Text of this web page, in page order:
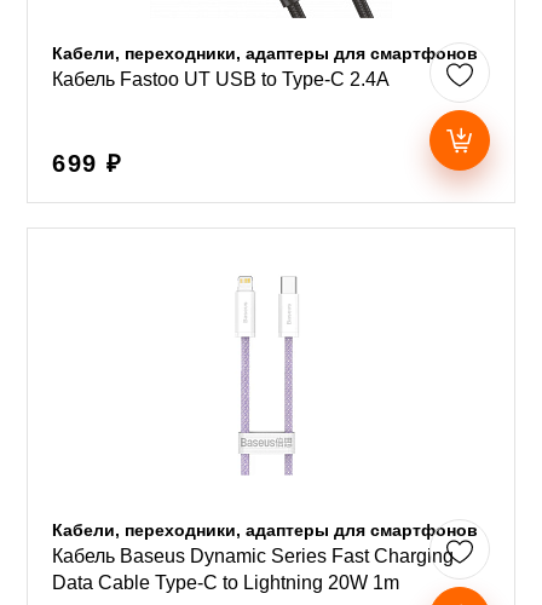
Кабели, переходники, адаптеры для смартфонов
Кабель Fastoo UT USB to Type-C 2.4A
699 ₽
Кабели, переходники, адаптеры для смартфонов
Кабель Baseus Dynamic Series Fast Charging
Data Cable Type-C to Lightning 20W 1m